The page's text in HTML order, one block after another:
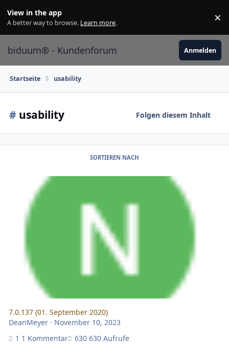
View in the app
A better way to browse. Learn more. ×
biduum® - Kundenforum Anmelden
Startseite usability
# usability Folgen diesem Inhalt
SORTIEREN NACH
7.0.137 (01. September 2020)
7.0.137 (01. September 2020)
DeanMeyer· November 10, 2023
1 Kommentar
630 Aufrufe